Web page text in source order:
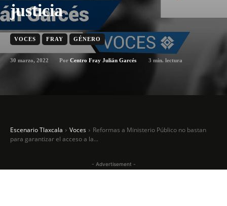
justicia
VOCES FRAY GÉNERO
30 marzo, 2022 Por Centro Fray Julián Garcés 3 min. lectura
Escenario Tlaxcala Voces
Reformas a Ministerio Público no bastan
para garantizar el acceso a la...
- Advertisement -